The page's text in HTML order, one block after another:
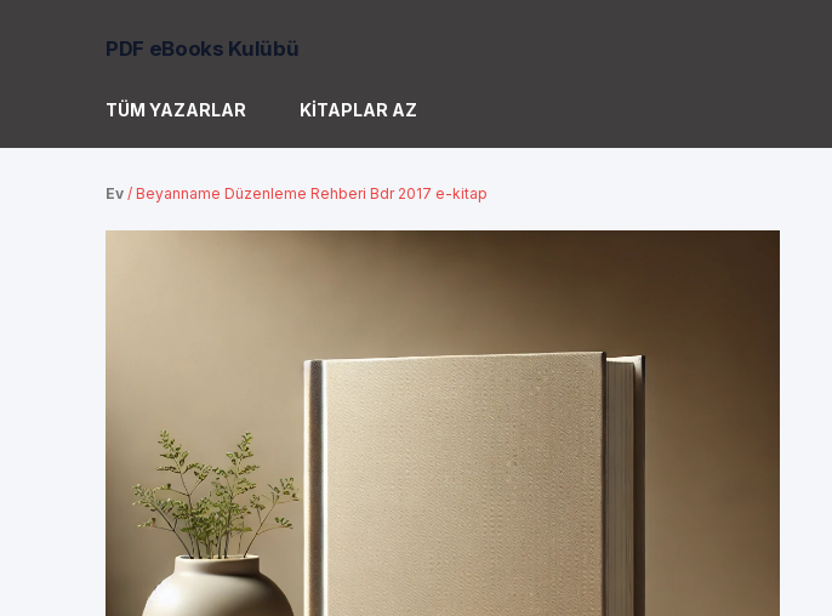
PDF eBooks Kulübü
TÜM YAZARLAR KITAPLAR AZ
Ev / Beyanname Düzenleme Rehberi Bdr 2017 e-kitap